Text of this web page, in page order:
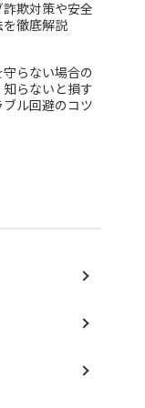
詐欺対策や安全
徹底解説
らない場合の
らないと損す
ル回避のコツ